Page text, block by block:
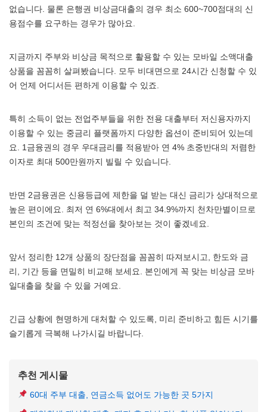
없습니다. 물론 은행권 비상금대출의 경우 최소 600~700점대의 신
용점수를 요구하는 경우가 많아요.
지금까지 주부와 비상금 목적으로 활용할 수 있는 모바일 소액대출
상품을 꼼꼼히 살펴봤습니다. 모두 비대면으로 24시간 신청할 수 있
어 언제 어디서든 편하게 이용할 수 있죠.
특히 소득이 없는 전업주부들을 위한 전용 대출부터 저신용자까지
이용할 수 있는 중금리 플랫폼까지 다양한 옵션이 준비되어 있는데
요. 1금융권의 경우 우대금리를 적용받아 연 4% 초중반대의 저렴한
이자로 최대 500만원까지 빌릴 수 있습니다.
반면 2금융권은 신용등급에 제한을 덜 받는 대신 금리가 상대적으로
높은 편이에요. 최저 연 6%대에서 최고 34.9%까지 천차만별이므로
본인의 조건에 맞는 적정선을 찾아보는 것이 좋겠네요.
앞서 정리한 12개 상품의 장단점을 꼼꼼히 따져보시고, 한도와 금
리, 기간 등을 면밀히 비교해 보세요. 본인에게 꼭 맞는 비상금 모바
일대출을 찾을 수 있을 거예요.
긴급 상황에 현명하게 대처할 수 있도록, 미리 준비하고 힘든 시기를
슬기롭게 극복해 나가시길 바랍니다.
추천 게시물
60대 주부 대출, 연금소득 없어도 가능한 곳 5가지